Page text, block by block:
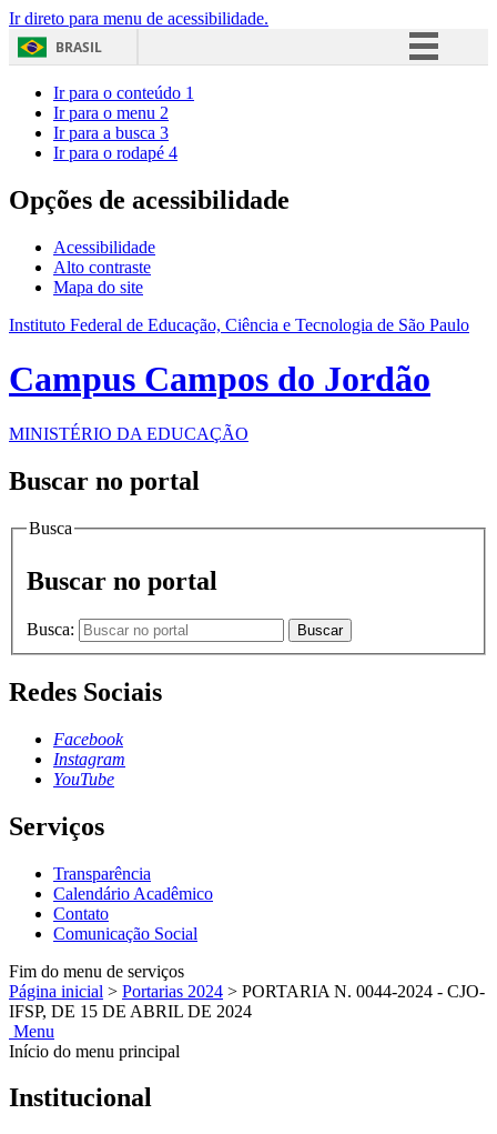
Ir direto para menu de acessibilidade.
BRASIL
Acesso à informação
Ir para o conteúdo 1
Ir para o menu 2
Ir para a busca 3
Ir para o rodapé 4
Opções de acessibilidade
Acessibilidade
Alto contraste
Mapa do site
Instituto Federal de Educação, Ciência e Tecnologia de São Paulo
Campus Campos do Jordão
MINISTÉRIO DA EDUCAÇÃO
Buscar no portal
Busca
Buscar no portal
Busca: Buscar
Redes Sociais
Facebook
Instagram
YouTube
Serviços
Transparência
Calendário Acadêmico
Contato
Comunicação Social
Fim do menu de serviços
Página inicial > Portarias 2024 > PORTARIA N. 0044-2024 - CJO-
IFSP, DE 15 DE ABRIL DE 2024
Menu
Início do menu principal
Institucional